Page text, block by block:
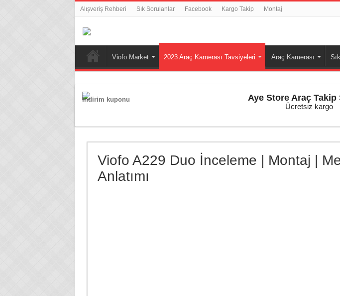
Alışveriş Rehberi Sık Sorulanlar Facebook Kargo Takip Montaj
Viofo Market 2023 Araç Kamerası Tavsiyeleri Araç Kamerası
İndirim kuponu
Aye Store Araç Takip
Ücretsiz kargo
Viofo A229 Duo İnceleme | Montaj |
Anlatımı